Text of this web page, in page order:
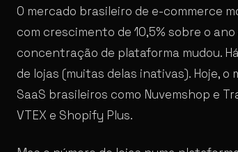
O mercado brasileiro de e-commerce
com crescimento de 10,5% sobre o
concentração de plataforma mudou.
de lojas (muitas delas inativas). Hoje,
SaaS brasileiros como Nuvemshop e
VTEX e Shopify Plus.